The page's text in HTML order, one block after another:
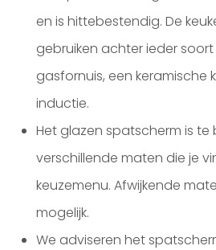
en is hittebestendig. De
gebruiken achter ieder
gasfornuis, een keramische
inductie.
Het glazen spatscherm is te
verschillende maten die je
keuzemenu. Afwijkende
mogelijk.
We adviseren het